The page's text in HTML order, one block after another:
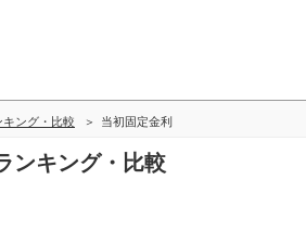
ング・比較 当初固定金利
ンキング・比較